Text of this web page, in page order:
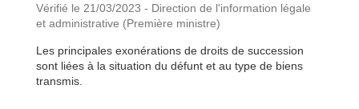
Vérifié le 21/03/2023 - Direction de l'information légale
et administrative (Première ministre)
Les principales exonérations de droits de succession
sont liées à la situation du défunt et au type de biens
transmis.